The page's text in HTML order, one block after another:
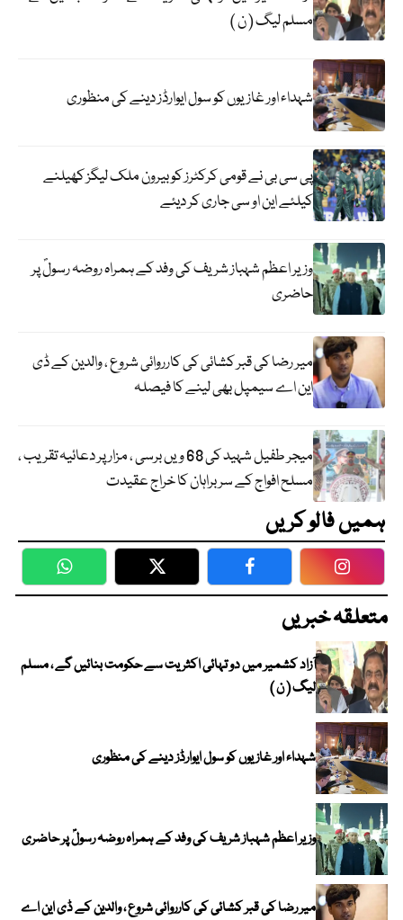
مسلم لیگ ( ن )
شہداء اور غازیوں کو سول ایوارڈز دینے کی منظوری
پی سی بی نے قومی کرکٹرز کو بیرون ملک لیگز کھیلنے
کیلئے این او سی جاری کر دیئے
وزیر اعظم شہباز شریف کی وفد کے ہمراہ روضہ رسولؐ پر
حاضری
میر رضا کی قبر کشائی کی کارروائی شروع ، والدین کے ڈی
این اے سیمپل بھی لینے کا فیصلہ
میجر طفیل شہید کی 68 ویں برسی ، مزار پر دعائیہ تقریب ،
مسلح افواج کے سربراہان کا خراج عقیدت
ہمیں فالو کریں
WhatsApp Twitter Facebook
متعلقہ خبریں
آزاد کشمیر میں دو تہائی اکثریت سے حکومت بنائیں گے ، مسلم
لیگ ( ن )
شہداء اور غازیوں کو سول ایوارڈز دینے کی منظوری
وزیر اعظم شہباز شریف کی وفد کے ہمراہ روضہ رسولؐ پر حاضری
میر رضا کی قبر کشائی کی کارروائی شروع ، والدین کے ڈی این اے